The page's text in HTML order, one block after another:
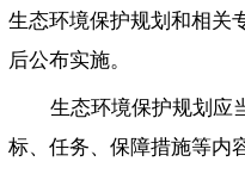
生态环境保护规划和相关
后公布实施。
生态环境保护规划应
标、任务、保障措施等内